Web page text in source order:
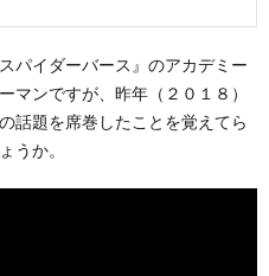
パイダーバース』のアカデミー
マンですが、昨年（２０１８）
話題を席巻したことを覚えてら
うか。